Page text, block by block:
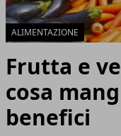
ALIMENTAZIONE
Frutta e
cosa
benefici